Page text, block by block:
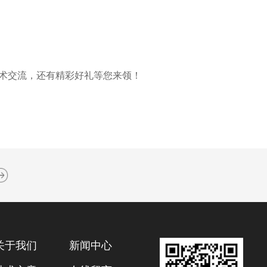
交流，还有精彩好礼等您来领！
于我们 新闻中心